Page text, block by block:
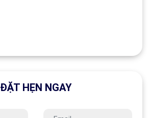
ĐẶT HẸN NGAY